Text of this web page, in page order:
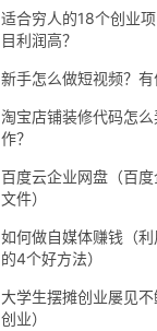
适合穷人的18个创业
目利润高？
新手怎么做短视频？有
淘宝店铺装修代码怎
作？
百度云企业网盘（百
文件）
如何做自媒体赚钱（
的4个好方法）
大学生摆摊创业屡见
创业）